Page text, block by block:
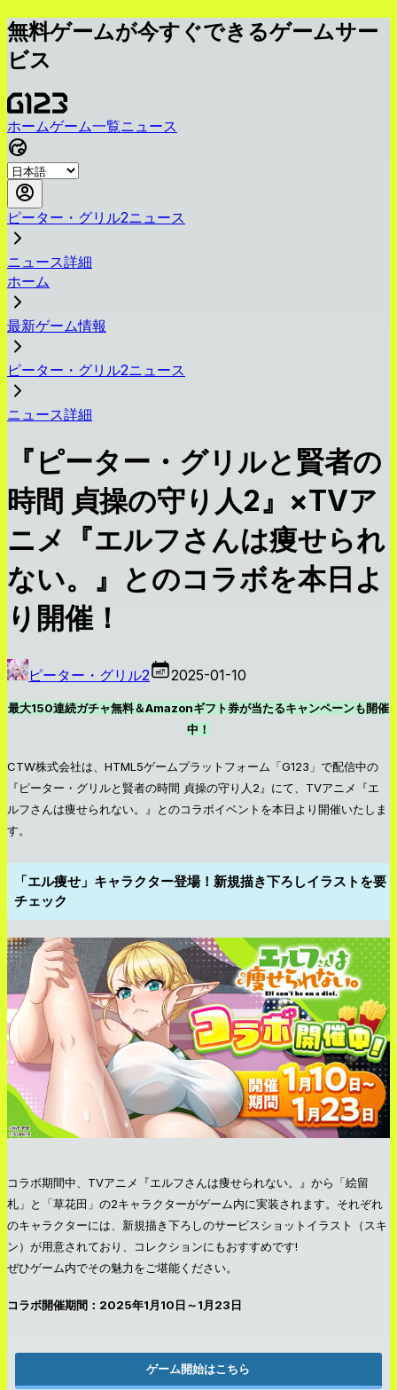
無料ゲームが今すぐできるゲームサー
ビス
ホームゲーム一覧ニュース
ピーター・グリル2ニュース
ニュース詳細
ホーム
最新ゲーム情報
ピーター・グリル2ニュース
ニュース詳細
『ピーター・グリルと賢者の
時間 貞操の守り人2』×TVア
ニメ『エルフさんは痩せられ
ない。』とのコラボを本日よ
り開催！
ピーター・グリル2 2025-01-10
最大150連続ガチャ無料＆Amazonギフト券が当たるキャンペーンも開催
中！
CTW株式会社は、HTML5ゲームプラットフォーム「G123」で配信中の
『ピーター・グリルと賢者の時間 貞操の守り人2』にて、TVアニメ『エ
ルフさんは痩せられない。』とのコラボイベントを本日より開催いたしま
す。
「エル痩せ」キャラクター登場！新規描き下ろしイラストを要
チェック
コラボ期間中、TVアニメ『エルフさんは痩せられない。』から「絵留
札」と「草花田」の2キャラクターがゲーム内に実装されます。それぞれ
のキャラクターには、新規描き下ろしのサービスショットイラスト（スキ
ン）が用意されており、コレクションにもおすすめです!
ぜひゲーム内でその魅力をご堪能ください。
コラボ開催期間：2025年1月10日～1月23日
ゲーム開始はこちら